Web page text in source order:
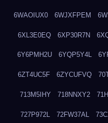
6WAOIUX0 6WJXFPEM
6XL3E0EQ 6XP30R7N
6Y6PMH2U 6YQP5Y4L
6ZT4UC5F 6ZYCUFVQ
713M5IHY 718NNXY2
727P972L 72FW37AL